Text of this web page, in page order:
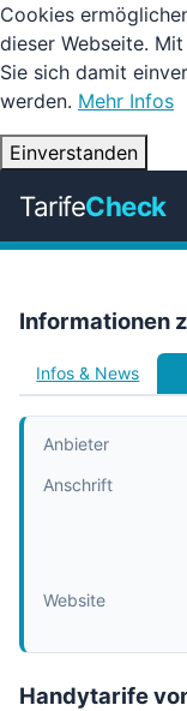
Cookies
dieser Webseite.
Sie sich damit
werden. Mehr Infos
Einverstanden
TarifeCheck
Informationen
Infos & News
Anbieter
Anschrift
Website
Handytarife